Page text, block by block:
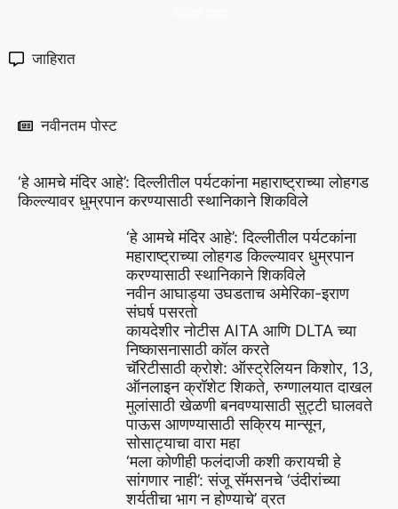
जाहिरात
नवीनतम पोस्ट
‘हे आमचे मंदिर आहे’: दिल्लीतील पर्यटकांना महाराष्ट्राच्या लोहगड
किल्ल्यावर धुम्रपान करण्यासाठी स्थानिकाने शिकविले
‘हे आमचे मंदिर आहे’: दिल्लीतील पर्यटकांना
महाराष्ट्राच्या लोहगड किल्ल्यावर धुम्रपान
करण्यासाठी स्थानिकाने शिकविले
नवीन आघाड्या उघडताच अमेरिका-इराण
संघर्ष पसरतो
कायदेशीर नोटीस AITA आणि DLTA च्या
निष्कासनासाठी कॉल करते
चॅरिटीसाठी क्रोशे: ऑस्ट्रेलियन किशोर, 13,
ऑनलाइन क्रॉशेट शिकते, रुग्णालयात दाखल
मुलांसाठी खेळणी बनवण्यासाठी सुट्टी घालवते
पाऊस आणण्यासाठी सक्रिय मान्सून,
सोसाट्याचा वारा महा
‘मला कोणीही फलंदाजी कशी करायची हे
सांगणार नाही’: संजू सॅमसनचे ‘उंदीरांच्या
शर्यतीचा भाग न होण्याचे’ व्रत